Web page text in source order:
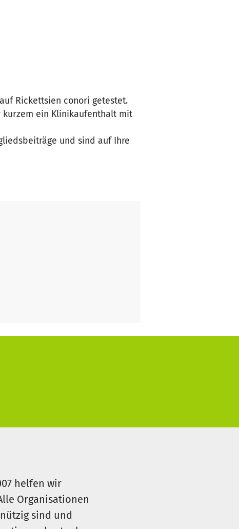
Rickettsien conori getestet.
kurzem ein Klinikaufenthalt mit
und sind auf Ihre
helfen wir
Organisationen
sind und